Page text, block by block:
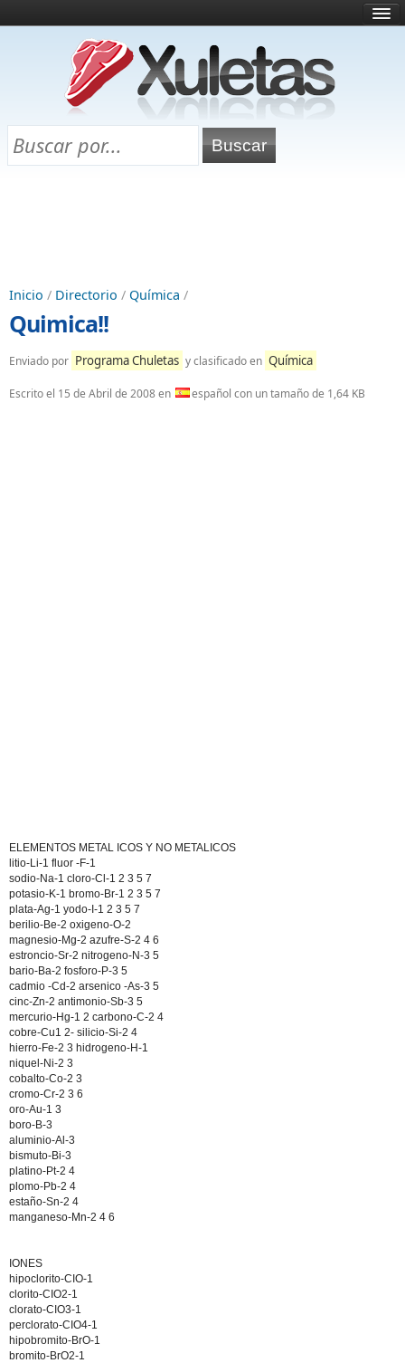
¿Qué es esto?
Directorio
Chuletas para exámenes
Inicio / Directorio / Química /
Quimica!!
Enviado por Programa Chuletas y clasificado en Química
Escrito el 15 de Abril de 2008en español con un tamaño de 1,64 KB
ELEMENTOS METAL ICOS Y NO METALICOS
litio-Li-1 fluor -F-1
sodio-Na-1 cloro-Cl-1 2 3 5 7
potasio-K-1 bromo-Br-1 2 3 5 7
plata-Ag-1 yodo-I-1 2 3 5 7
berilio-Be-2 oxigeno-O-2
magnesio-Mg-2 azufre-S-2 4 6
estroncio-Sr-2 nitrogeno-N-3 5
bario-Ba-2 fosforo-P-3 5
cadmio -Cd-2 arsenico -As-3 5
cinc-Zn-2 antimonio-Sb-3 5
mercurio-Hg-1 2 carbono-C-2 4
cobre-Cu1 2- silicio-Si-2 4
hierro-Fe-2 3 hidrogeno-H-1
niquel-Ni-2 3
cobalto-Co-2 3
cromo-Cr-2 3 6
oro-Au-1 3
boro-B-3
aluminio-Al-3
bismuto-Bi-3
platino-Pt-2 4
plomo-Pb-2 4
estaño-Sn-2 4
manganeso-Mn-2 4 6
IONES
hipoclorito-CIO-1
clorito-CIO2-1
clorato-CIO3-1
perclorato-CIO4-1
hipobromito-BrO-1
bromito-BrO2-1